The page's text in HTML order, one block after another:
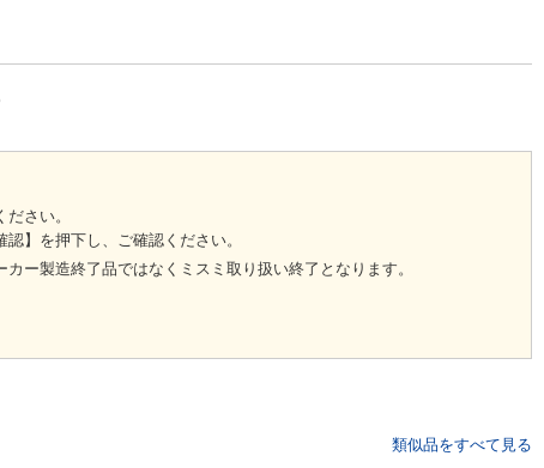
さい。
】を押下し、ご確認ください。
ー製造終了品ではなくミスミ取り扱い終了となります。
類似品をすべて見る